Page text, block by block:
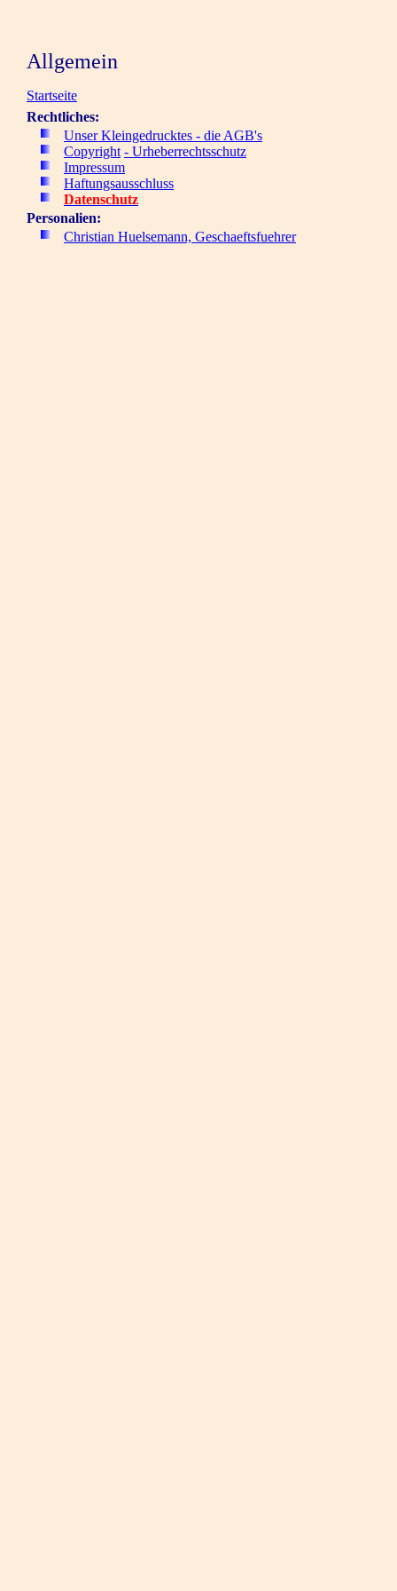
Allgemein
Startseite
Rechtliches:
Unser Kleingedrucktes - die AGB's
Copyright - Urheberrechtsschutz
Impressum
Haftungsausschluss
Datenschutz
Personalien:
Christian Huelsemann, Geschaeftsfuehrer